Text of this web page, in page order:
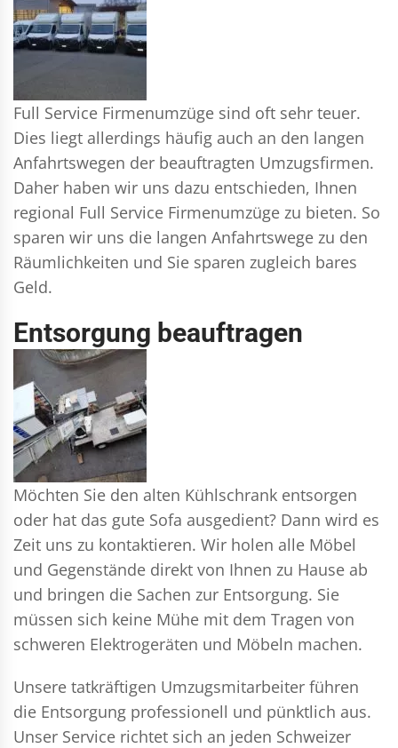
Full Service Firmenumzüge sind oft sehr teuer.
Dies liegt allerdings häufig auch an den langen
Anfahrtswegen der beauftragten Umzugsfirmen.
Daher haben wir uns dazu entschieden, Ihnen
regional Full Service Firmenumzüge zu bieten. So
sparen wir uns die langen Anfahrtswege zu den
Räumlichkeiten und Sie sparen zugleich bares
Geld.
Entsorgung beauftragen
Möchten Sie den alten Kühlschrank entsorgen
oder hat das gute Sofa ausgedient? Dann wird es
Zeit uns zu kontaktieren. Wir holen alle Möbel
und Gegenstände direkt von Ihnen zu Hause ab
und bringen die Sachen zur Entsorgung. Sie
müssen sich keine Mühe mit dem Tragen von
schweren Elektrogeräten und Möbeln machen.
Unsere tatkräftigen Umzugsmitarbeiter führen
die Entsorgung professionell und pünktlich aus.
Unser Service richtet sich an jeden Schweizer